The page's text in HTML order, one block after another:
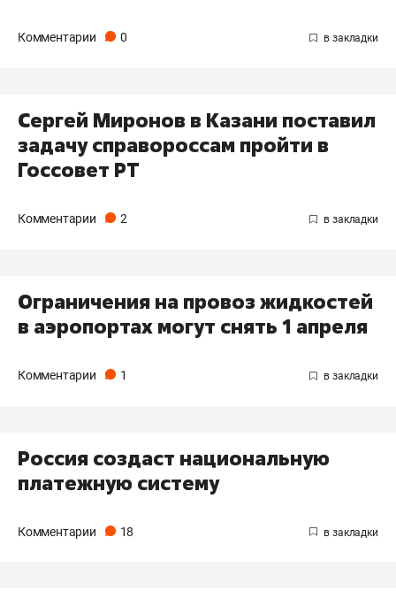
Комментарии 0
Сергей Миронов в Казани поставил
задачу справороссам пройти в
Госсовет РТ
Комментарии 2
Ограничения на провоз жидкостей
в аэропортах могут снять 1 апреля
Комментарии 1
Россия создаст национальную
платежную систему
Комментарии 18